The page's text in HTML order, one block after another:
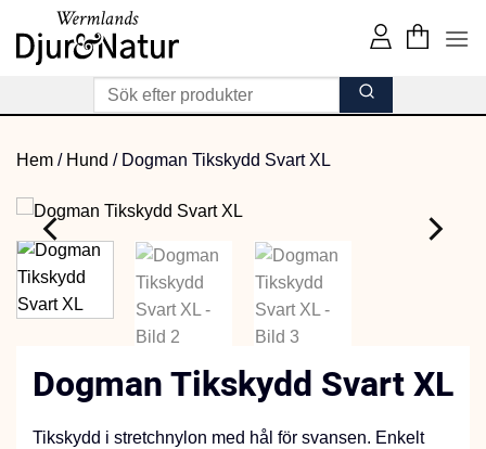
content
Hem / Hund / Dogman Tikskydd Svart XL
Dogman Tikskydd Svart XL
Tikskydd i stretchnylon med hål för svansen. Enkelt